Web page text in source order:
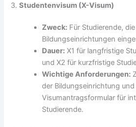
3.Studentenvisum (X-Visum)
Zweck: Für Studierende,
Bildungseinrichtungen
Dauer: X1 für langfristige
und X2 für kurzfristige
Wichtige Anforderungen:
der Bildungseinrichtung und
Visumantragsformular für
Studierende.